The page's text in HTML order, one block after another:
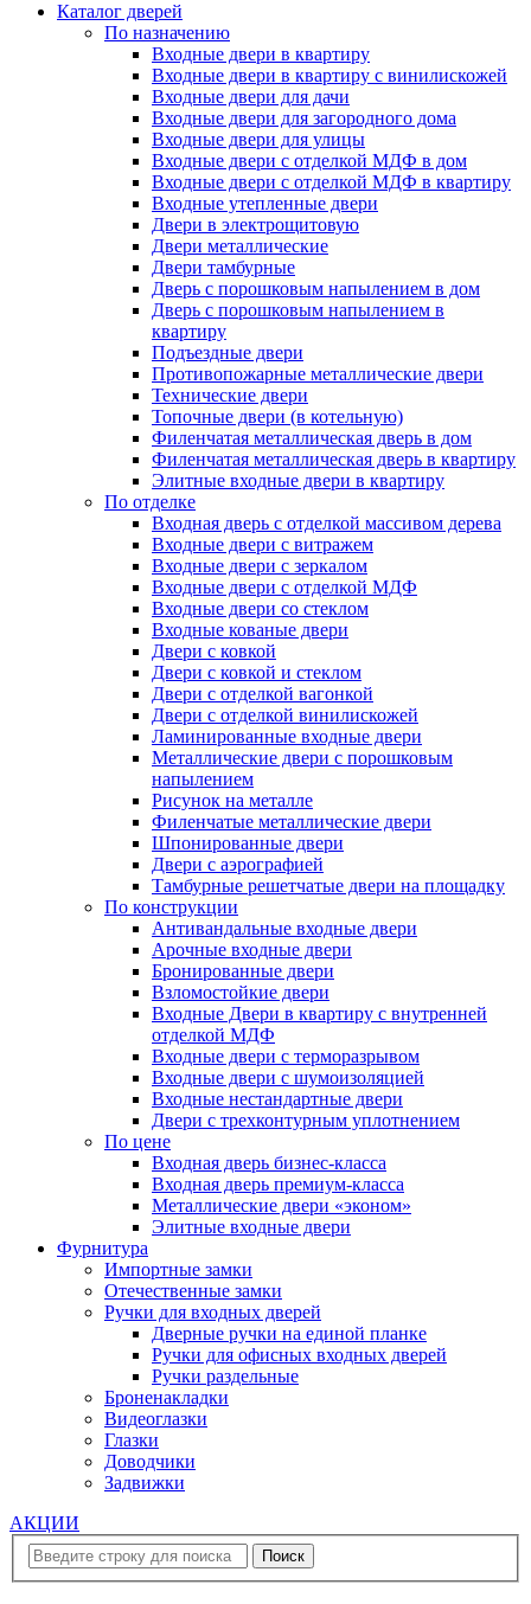
Каталог дверей
По назначению
Входные двери в квартиру
Входные двери в квартиру с винилискожей
Входные двери для дачи
Входные двери для загородного дома
Входные двери для улицы
Входные двери с отделкой МДФ в дом
Входные двери с отделкой МДФ в квартиру
Входные утепленные двери
Двери в электрощитовую
Двери металлические
Двери тамбурные
Дверь с порошковым напылением в дом
Дверь с порошковым напылением в
квартиру
Подъездные двери
Противопожарные металлические двери
Технические двери
Топочные двери (в котельную)
Филенчатая металлическая дверь в дом
Филенчатая металлическая дверь в квартиру
Элитные входные двери в квартиру
По отделке
Входная дверь с отделкой массивом дерева
Входные двери с витражем
Входные двери с зеркалом
Входные двери с отделкой МДФ
Входные двери со стеклом
Входные кованые двери
Двери с ковкой
Двери с ковкой и стеклом
Двери с отделкой вагонкой
Двери с отделкой винилискожей
Ламинированные входные двери
Металлические двери с порошковым
напылением
Рисунок на металле
Филенчатые металлические двери
Шпонированные двери
Двери с аэрографией
Тамбурные решетчатые двери на площадку
По конструкции
Антивандальные входные двери
Арочные входные двери
Бронированные двери
Взломостойкие двери
Входные Двери в квартиру с внутренней
отделкой МДФ
Входные двери с терморазрывом
Входные двери с шумоизоляцией
Входные нестандартные двери
Двери с трехконтурным уплотнением
По цене
Входная дверь бизнес-класса
Входная дверь премиум-класса
Металлические двери «эконом»
Элитные входные двери
Фурнитура
Импортные замки
Отечественные замки
Ручки для входных дверей
Дверные ручки на единой планке
Ручки для офисных входных дверей
Ручки раздельные
Броненакладки
Видеоглазки
Глазки
Доводчики
Задвижки
АКЦИИ